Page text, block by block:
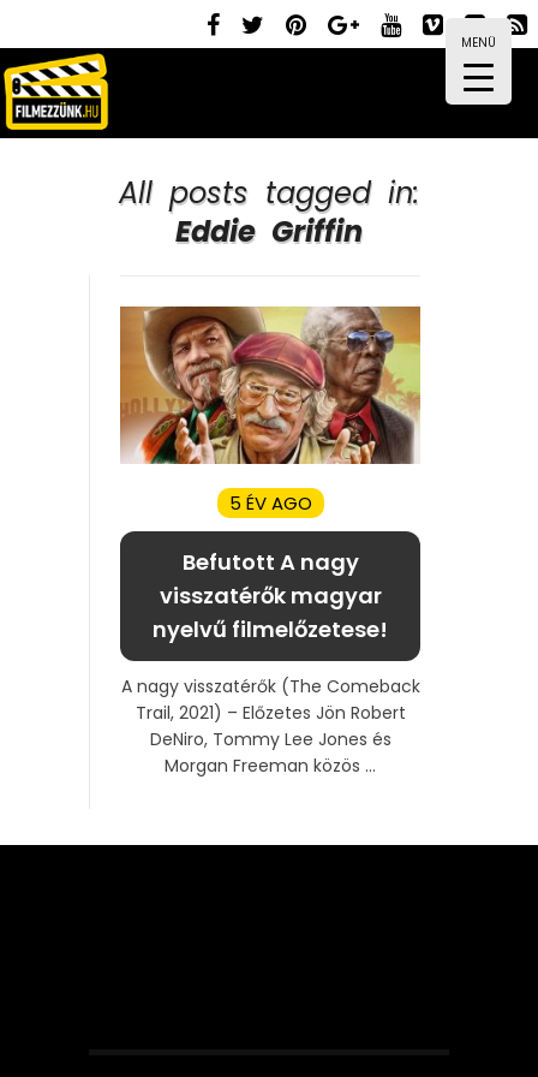
MENÜ
All posts tagged in:
Eddie Griffin
5 ÉV AGO
Befutott A nagy
visszatérők magyar
nyelvű filmelőzetese!
A nagy visszatérők (The Comeback
Trail, 2021) – Előzetes Jön Robert
DeNiro, Tommy Lee Jones és
Morgan Freeman közös ...